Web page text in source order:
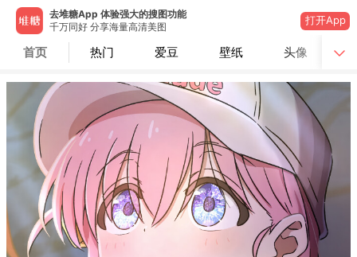
去堆糖App 体验强大的搜图功能
千万同好 分享海量高清美图
打开App
首页 热门 爱豆 壁纸 头像